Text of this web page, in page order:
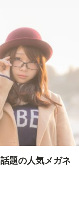
題の人気メガネ